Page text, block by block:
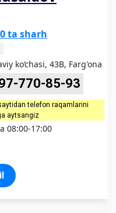
ta sharh
ko‘chasi, 43B, Farg'ona
770-85-93
telefon raqamlarini
aytsangiz
08:00-17:00